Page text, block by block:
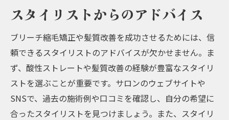
スタイリストからのアドバイス
ブリーチ縮毛矯正や髪質改善を成功させるためには、信
頼できるスタイリストのアドバイスが欠かせません。ま
ず、酸性ストレートや髪質改善の経験が豊富なスタイリ
ストを選ぶことが重要です。サロンのウェブサイトや
SNSで、過去の施術例や口コミを確認し、自分の希望に
合ったスタイリストを見つけましょう。また、スタイリ